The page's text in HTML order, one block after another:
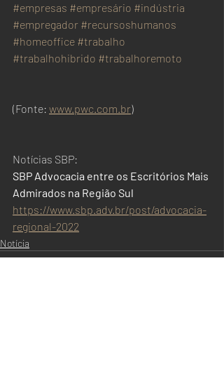
#empresas #empresário #indústria
#empregador #recursoshumanos
#homeoffice #trabalho
#trabalhohibrido #trabalhoremoto
(Fonte: www.pwc.com.br)
Notícias SBP:
SBP Advocacia entre os Escritórios Mais
Admirados na Região Sul
https://www.sbp.adv.br/post/advocacia-
regional-2022
Notícia